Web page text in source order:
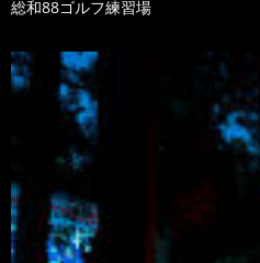
総和88ゴルフ練習場